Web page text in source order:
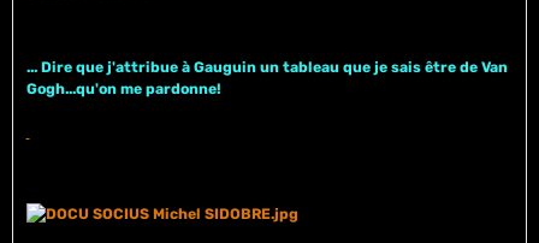
... Dire que j'attribue à Gauguin un tableau que je sais être de Van
Gogh...qu'on me pardonne!